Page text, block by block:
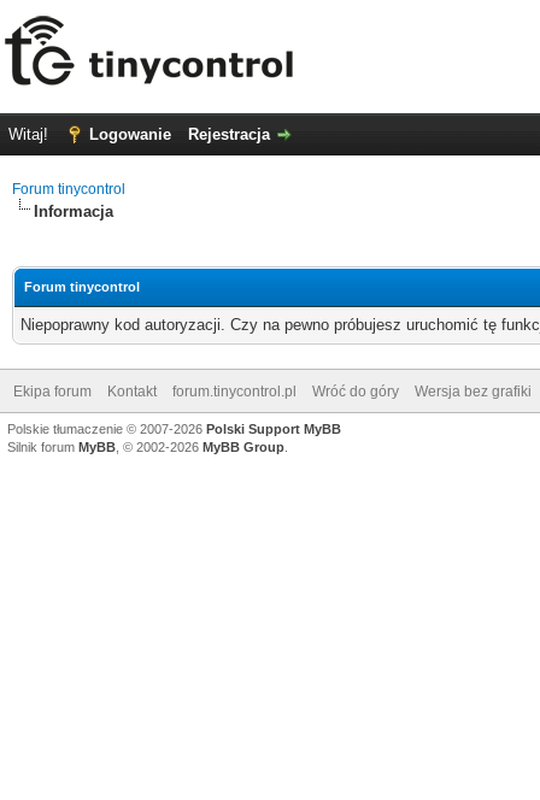
Witaj! Logowanie Rejestracja
Forum tinycontrol
Informacja
Forum tinycontrol
Niepoprawny kod autoryzacji. Czy na pewno próbujesz uruchomić tę
Ekipa forum Kontakt forum.tinycontrol.pl Wróć do góry Wersja bez grafiki
Polskie tłumaczenie © 2007-2026 Polski Support MyBB
Silnik forum MyBB , © 2002-2026 MyBB Group